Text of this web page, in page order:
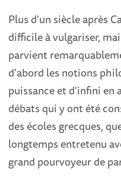
Plus d'un siècle après
difficile à vulgariser,
parvient
d'abord les notions
puissance et d'infini en
débats qui y ont été
des écoles grecques,
longtemps entretenu
grand pourvoyeur de